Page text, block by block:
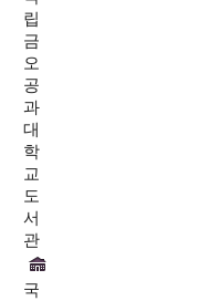
립
금
오
공
과
대
학
교
도
서
관
국